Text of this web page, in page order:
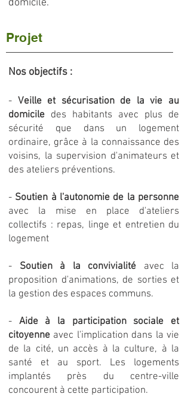
domicile.
Projet
Nos objectifs :
- Veille et sécurisation de la vie au
domicile des habitants avec plus de
sécurité que dans un logement
ordinaire, grâce à la connaissance des
voisins, la supervision d'animateurs et
des ateliers préventions.
- Soutien à l'autonomie de la personne
avec la mise en place d'ateliers
collectifs : repas, linge et entretien du
logement
- Soutien à la convivialité avec la
proposition d'animations, de sorties et
la gestion des espaces communs.
- Aide à la participation sociale et
citoyenne avec l'implication dans la vie
de la cité, un accès à la culture, à la
santé et au sport. Les logements
implantés près du centre-ville
concourent à cette participation.